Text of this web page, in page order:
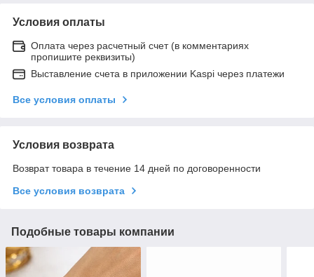
Условия оплаты
Оплата через расчетный счет (в комментариях
пропишите реквизиты)
Выставление счета в приложении Kaspi через платежи
Все условия оплаты
Условия возврата
Возврат товара в течение 14 дней по договоренности
Все условия возврата
Подобные товары компании